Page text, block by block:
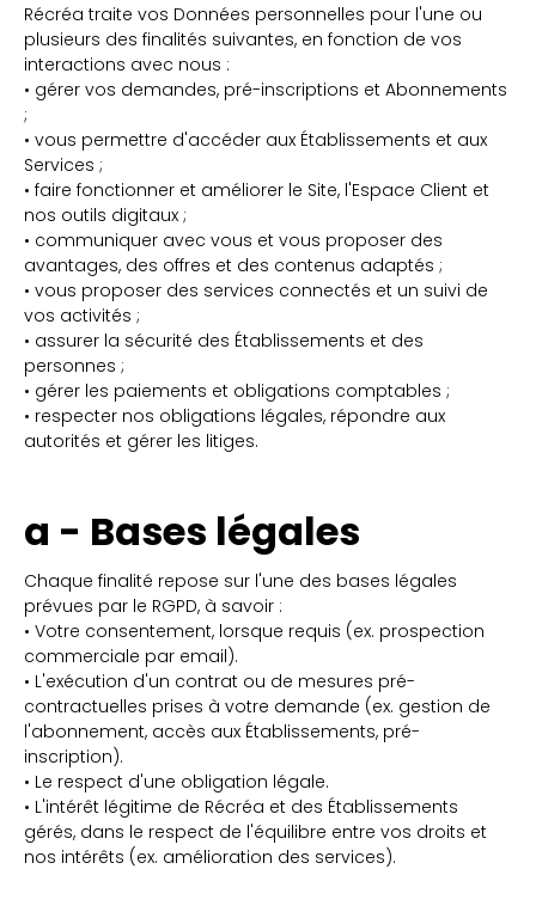
Récréa traite vos Données personnelles pour l'une ou
plusieurs des finalités suivantes, en fonction de vos
interactions avec nous :
• gérer vos demandes, pré-inscriptions et Abonnements
;
• vous permettre d'accéder aux Établissements et aux
Services ;
• faire fonctionner et améliorer le Site, l'Espace Client et
nos outils digitaux ;
• communiquer avec vous et vous proposer des
avantages, des offres et des contenus adaptés ;
• vous proposer des services connectés et un suivi de
vos activités ;
• assurer la sécurité des Établissements et des
personnes ;
• gérer les paiements et obligations comptables ;
• respecter nos obligations légales, répondre aux
autorités et gérer les litiges.
a - Bases légales
Chaque finalité repose sur l'une des bases légales
prévues par le RGPD, à savoir :
• Votre consentement, lorsque requis (ex. prospection
commerciale par email).
• L'exécution d'un contrat ou de mesures pré-
contractuelles prises à votre demande (ex. gestion de
l'abonnement, accès aux Établissements, pré-
inscription).
• Le respect d'une obligation légale.
• L'intérêt légitime de Récréa et des Établissements
gérés, dans le respect de l'équilibre entre vos droits et
nos intérêts (ex. amélioration des services).